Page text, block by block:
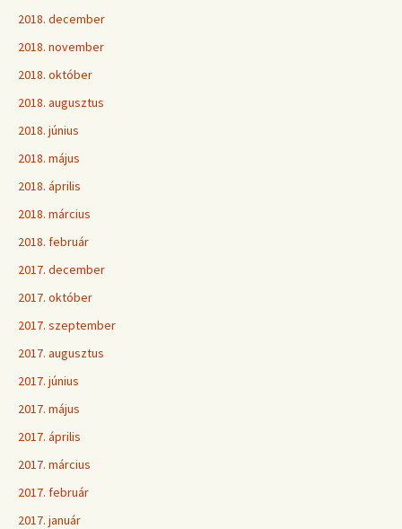
2018. december
2018. november
2018. október
2018. augusztus
2018. június
2018. május
2018. április
2018. március
2018. február
2017. december
2017. október
2017. szeptember
2017. augusztus
2017. június
2017. május
2017. április
2017. március
2017. február
2017. január